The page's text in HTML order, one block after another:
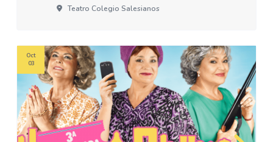
Teatro Colegio Salesianos
Oct
03